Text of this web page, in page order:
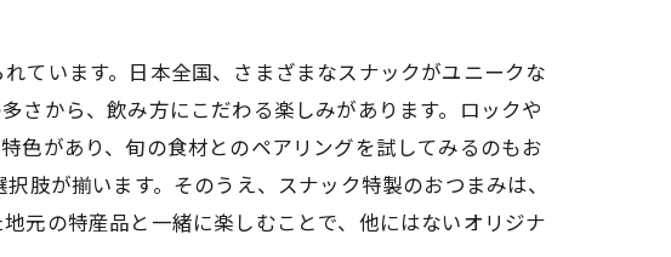
ています。日本全国、さまざまなスナックがユニークな
さから、飲み方にこだわる楽しみがあります。ロックや
色があり、旬の食材とのペアリングを試してみるのもお
肢が揃います。そのうえ、スナック特製のおつまみは、
元の特産品と一緒に楽しむことで、他にはないオリジナ